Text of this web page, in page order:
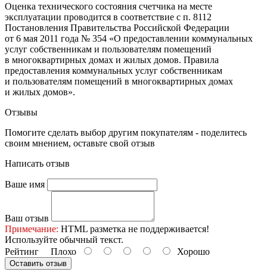
Оценка технического состояния счетчика на месте
эксплуатации проводится в соответствие с п. 8112
Постановления Правительства Российской Федерации
от 6 мая 2011 года № 354 «О предоставлении коммунальных
услуг собственникам и пользователям помещений
в многоквартирных домах и жилых домов. Правила
предоставления коммунальных услуг собственникам
и пользователям помещений в многоквартирных домах
и жилых домов».
Отзывы
Помогите сделать выбор другим покупателям - поделитесь
своим мнением, оставьте свой отзыв
Написать отзыв
Ваше имя
Ваш отзыв
Примечание: HTML разметка не поддерживается!
Используйте обычный текст.
Рейтинг Плохо Хорошо
Оставить отзыв